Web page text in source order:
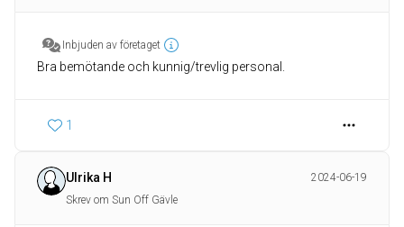
Inbjuden av företaget
Bra bemötande och kunnig/trevlig personal.
1
Ulrika H
2024-06-19
Skrev om Sun Off Gävle